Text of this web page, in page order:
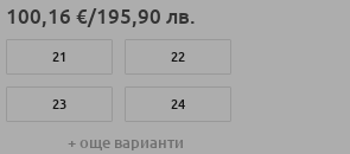
100,16 €/195,90 лв.
21 22
23 24
+ още варианти